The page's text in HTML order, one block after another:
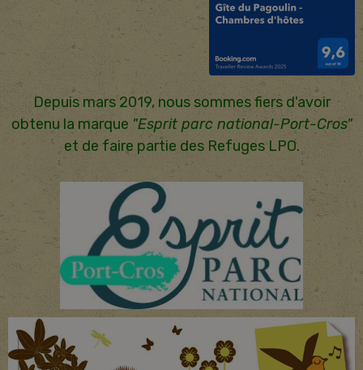
Depuis mars 2019, nous sommes fiers d'avoir
obtenu la marque "Esprit parc national-Port-Cros"
et de faire partie des Refuges LPO.